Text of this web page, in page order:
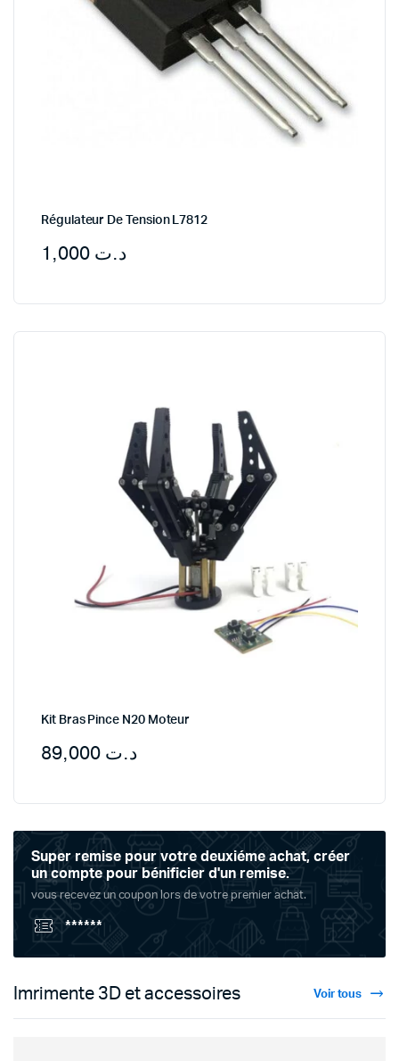
Régulateur De Tension L7812
د.ت 1,000
Kit Bras Pince N20 Moteur
د.ت 89,000
Super remise pour votre deuxiéme achat, créer
un compte pour bénificier d'un remise.
vous recevez un coupon lors de votre premier achat.
******
Imrimente 3D et accessoires Voir tous